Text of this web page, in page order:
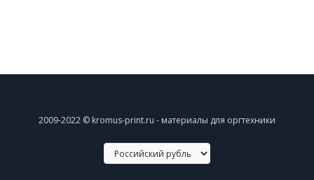
2009-2022 © kromus-print.ru - материалы для оргтехники